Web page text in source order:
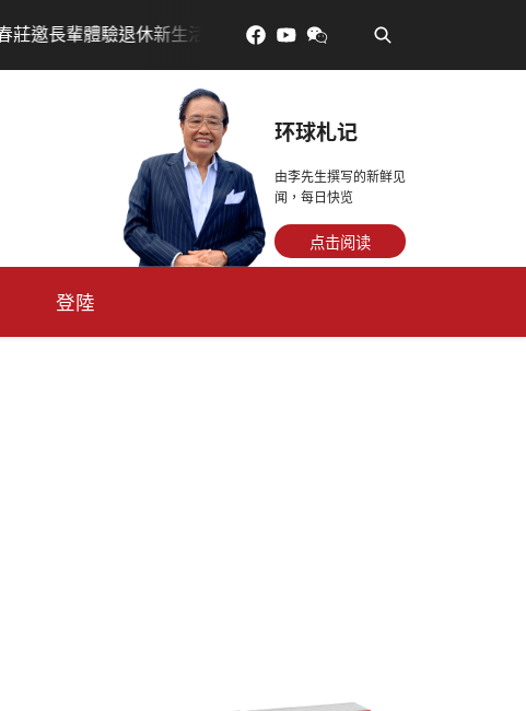
新生活，訂金放得多，月租省更多！ 每天多走幾步路，老
环球札记
由李先生撰写的新鲜见
闻，每日快览
点击阅读
登陸